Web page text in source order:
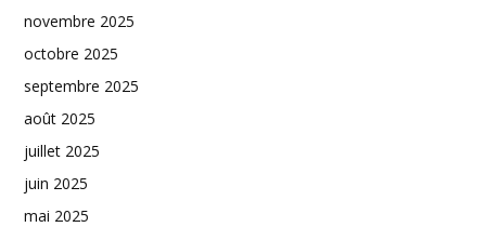
novembre 2025
octobre 2025
septembre 2025
août 2025
juillet 2025
juin 2025
mai 2025